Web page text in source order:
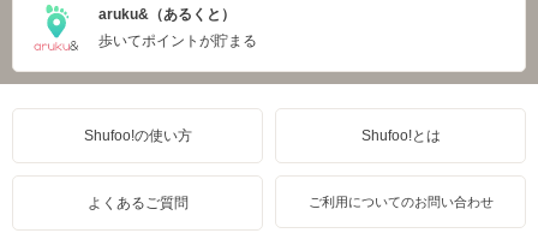
aruku&（あるくと）
歩いてポイントが貯まる
Shufoo!の使い方 Shufoo!とは
よくあるご質問 ご利用についてのお問い合わせ